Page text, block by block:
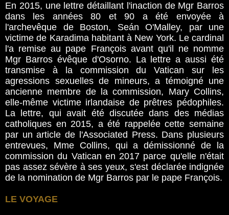
En 2015, une lettre détaillant l'inaction de Mgr Barros
dans les années 80 et 90 a été envoyée à
l'archevêque de Boston, Seán O'Malley, par une
victime de Karadima habitant à New York. Le cardinal
l'a remise au pape François avant qu'il ne nomme
Mgr Barros évêque d'Osorno. La lettre a aussi été
transmise à la commission du Vatican sur les
agressions sexuelles de mineurs, a témoigné une
ancienne membre de la commission, Mary Collins,
elle-même victime irlandaise de prêtres pédophiles.
La lettre, qui avait été discutée dans des médias
catholiques en 2015, a été rappelée cette semaine
par un article de l'Associated Press. Dans plusieurs
entrevues, Mme Collins, qui a démissionné de la
commission du Vatican en 2017 parce qu'elle n'était
pas assez sévère à ses yeux, s'est déclarée indignée
de la nomination de Mgr Barros par le pape François.
LE VOYAGE